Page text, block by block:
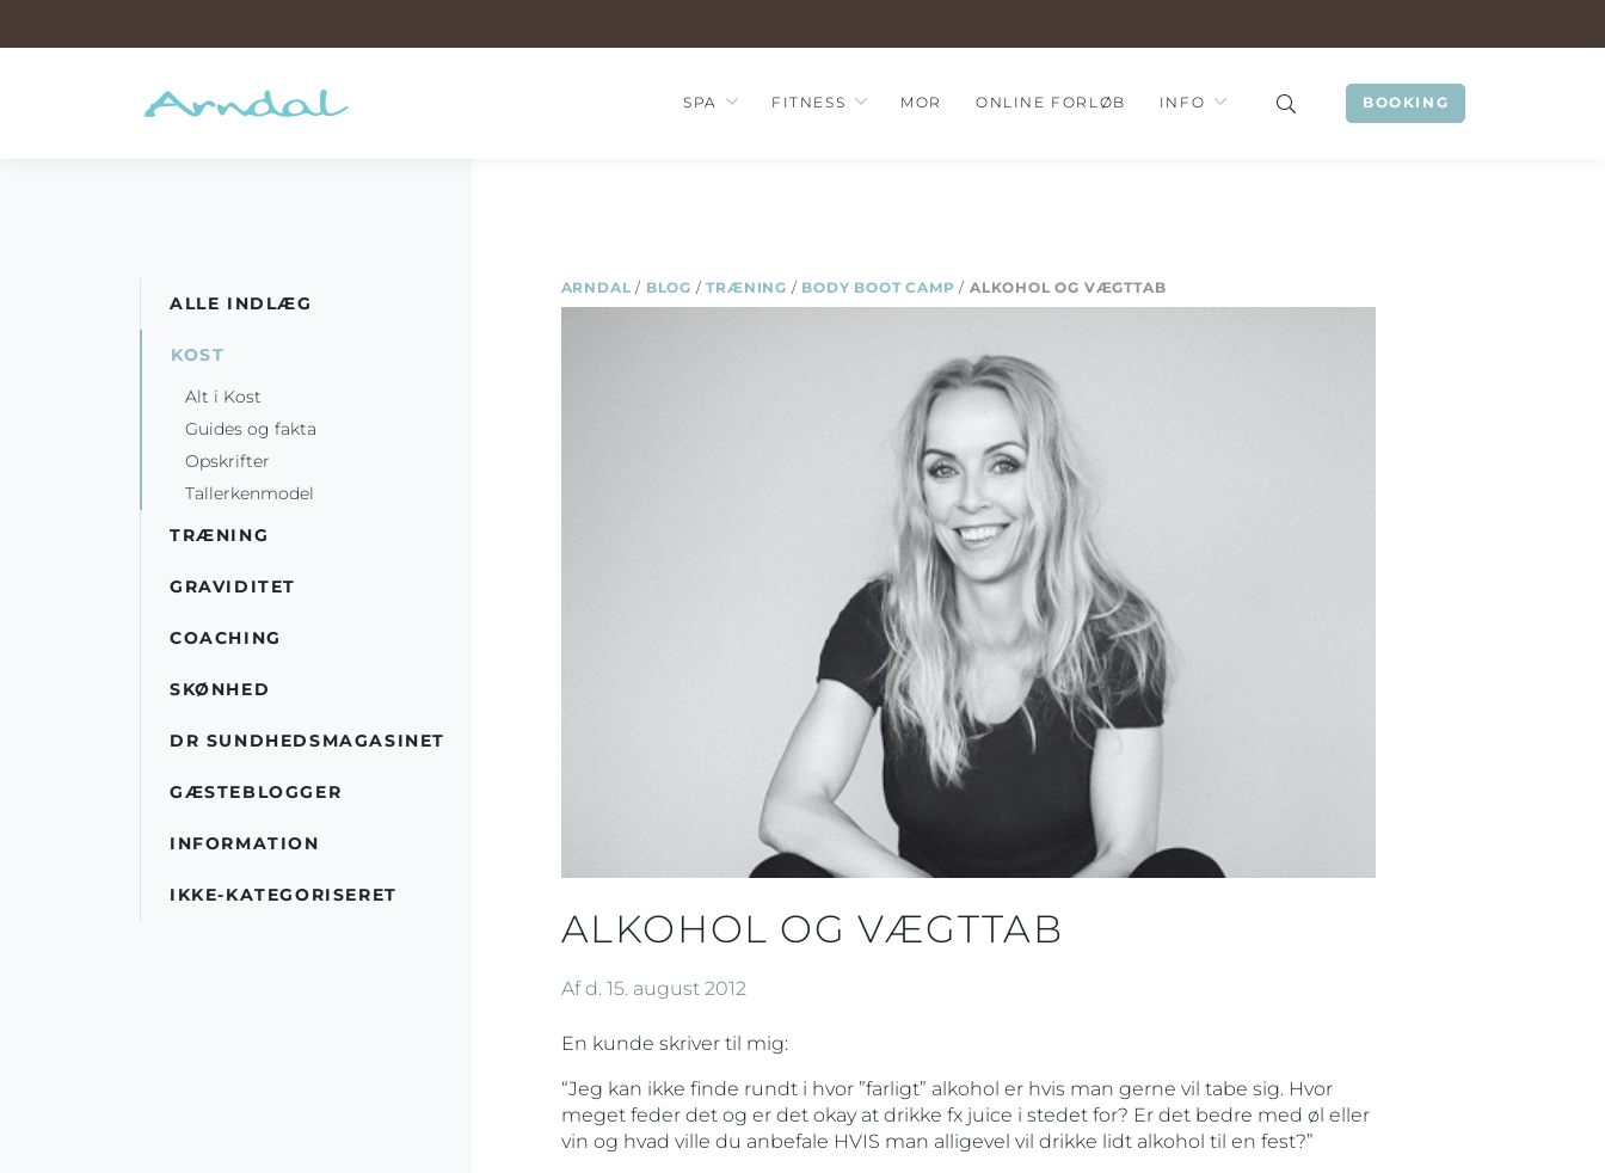
BOOKING
SPA FITNESS MOR ONLINE FORLØB INFO
ARNDAL / BLOG /TRÆNING / BODY BOOT CAMP / ALKOHOL OG VÆGTTAB
ALKOHOL OG VÆGTTAB
Af d. 15. august 2012
En kunde skriver til mig:
“Jeg kan ikke finde rundt i hvor ”farligt” alkohol er hvis man gerne vil tabe sig. Hvor
meget feder det og er det okay at drikke fx juice i stedet for? Er det bedre med øl eller
vin og hvad ville du anbefale HVIS man alligevel vil drikke lidt alkohol til en fest?”
ALLE INDLÆG
KOST
Alt i Kost
Guides og fakta
Opskrifter
Tallerkenmodel
TRÆNING
GRAVIDITET
COACHING
SKØNHED
DR SUNDHEDSMAGASINET
GÆSTEBLOGGER
INFORMATION
IKKE-KATEGORISERET